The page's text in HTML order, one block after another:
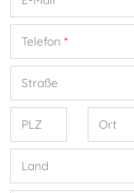
Telefon *
Straße
PLZ Ort
Land